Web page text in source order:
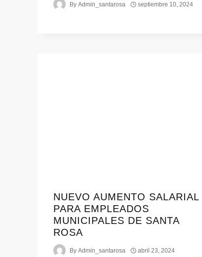
By Admin_santarosa septiembre 10, 2024
NUEVO AUMENTO SALARIAL
PARA EMPLEADOS
MUNICIPALES DE SANTA
ROSA
By Admin_santarosa abril 23, 2024